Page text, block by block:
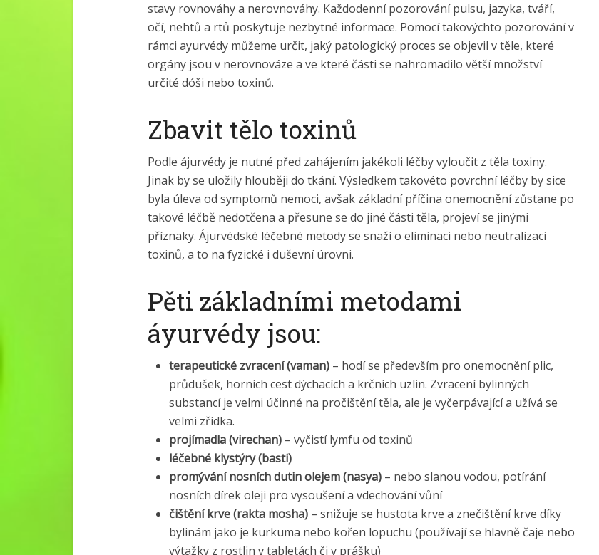
stavy rovnováhy a nerovnováhy. Každodenní pozorování pulsu, jazyka, tváří,
očí, nehtů a rtů poskytuje nezbytné informace. Pomocí takovýchto pozorování v
rámci ayurvédy můžeme určit, jaký patologický proces se objevil v těle, které
orgány jsou v nerovnováze a ve které části se nahromadilo větší množství
určité dóši nebo toxinů.
Zbavit tělo toxinů
Podle ájurvédy je nutné před zahájením jakékoli léčby vyloučit z těla toxiny.
Jinak by se uložily hlouběji do tkání. Výsledkem takovéto povrchní léčby by sice
byla úleva od symptomů nemoci, avšak základní příčina onemocnění zůstane po
takové léčbě nedotčena a přesune se do jiné části těla, projeví se jinými
příznaky. Ájurvédské léčebné metody se snaží o eliminaci nebo neutralizaci
toxinů, a to na fyzické i duševní úrovni.
Pěti základními metodami
áyurvédy jsou:
terapeutické zvracení (vaman) – hodí se především pro onemocnění plic,
průdušek, horních cest dýchacích a krčních uzlin. Zvracení bylinných
substancí je velmi účinné na pročištění těla, ale je vyčerpávající a užívá se
velmi zřídka.
projímadla (virechan) – vyčistí lymfu od toxinů
léčebné klystýry (basti)
promývání nosních dutin olejem (nasya) – nebo slanou vodou, potírání
nosních dírek oleji pro vysoušení a vdechování vůní
čištění krve (rakta mosha) – snižuje se hustota krve a znečištění krve díky
bylinám jako je kurkuma nebo kořen lopuchu (používají se hlavně čaje nebo
výtažky z rostlin v tabletách či v prášku)